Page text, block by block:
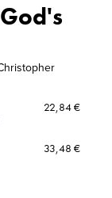
22,84 €
33,48 €